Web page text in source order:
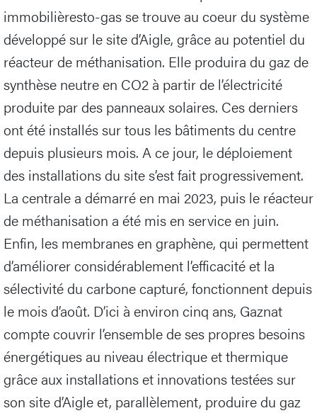
immobilièresto-gas se trouve au coeur du système
développé sur le site d’Aigle, grâce au potentiel du
réacteur de méthanisation. Elle produira du gaz de
synthèse neutre en CO2 à partir de l’électricité
produite par des panneaux solaires. Ces derniers
ont été installés sur tous les bâtiments du centre
depuis plusieurs mois. A ce jour, le déploiement
des installations du site s’est fait progressivement.
La centrale a démarré en mai 2023, puis le réacteur
de méthanisation a été mis en service en juin.
Enfin, les membranes en graphène, qui permettent
d’améliorer considérablement l’efficacité et la
sélectivité du carbone capturé, fonctionnent depuis
le mois d’août. D’ici à environ cinq ans, Gaznat
compte couvrir l’ensemble de ses propres besoins
énergétiques au niveau électrique et thermique
grâce aux installations et innovations testées sur
son site d’Aigle et, parallèlement, produire du gaz